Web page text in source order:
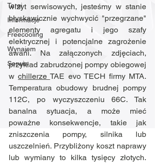
Targi
Informacje
Freecooling
Wynajem
Serwis
wizyt serwisowych, jesteśmy w stanie
błyskawicznie wychwycić "przegrzane"
elementy agregatu i jego szafy
elektrycznej i potencjalne zagrożenie
awarii. Na załączonych zdjęciach,
przykład zabrudzonej pompy obiegowej
w chillerze TAE evo TECH firmy MTA.
Temperatura obudowy brudnej pompy
112C, po wyczyszczeniu 66C. Tak
banalna sytuacja, a może mieć
poważne konsekwencje, takie jak
zniszczenia pompy, silnika lub
uszczelnień. Przybliżony koszt naprawy
lub wymiany to kilka tysięcy złotych.